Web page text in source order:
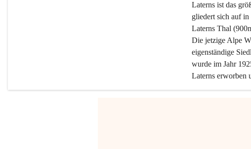
Laterns ist das
gliedert sich auf in
Laterns Thal
Die jetzige Alpe
eigenständige
wurde im Jahr
Laterns erworben